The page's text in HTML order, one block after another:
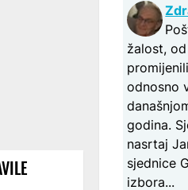
žalost,
odnosno
godina.
nasrtaj
sjednice
izbora...